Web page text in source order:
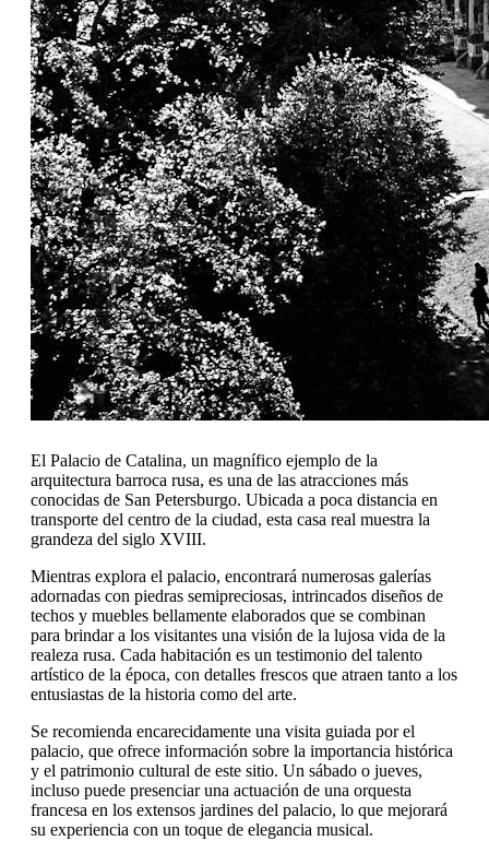
El Palacio de Catalina, un magnífico ejemplo de la
arquitectura barroca rusa, es una de las atracciones más
conocidas de San Petersburgo. Ubicada a poca distancia en
transporte del centro de la ciudad, esta casa real muestra la
grandeza del siglo XVIII.
Mientras explora el palacio, encontrará numerosas galerías
adornadas con piedras semipreciosas, intrincados diseños de
techos y muebles bellamente elaborados que se combinan
para brindar a los visitantes una visión de la lujosa vida de la
realeza rusa. Cada habitación es un testimonio del talento
artístico de la época, con detalles frescos que atraen tanto a los
entusiastas de la historia como del arte.
Se recomienda encarecidamente una visita guiada por el
palacio, que ofrece información sobre la importancia histórica
y el patrimonio cultural de este sitio. Un sábado o jueves,
incluso puede presenciar una actuación de una orquesta
francesa en los extensos jardines del palacio, lo que mejorará
su experiencia con un toque de elegancia musical.